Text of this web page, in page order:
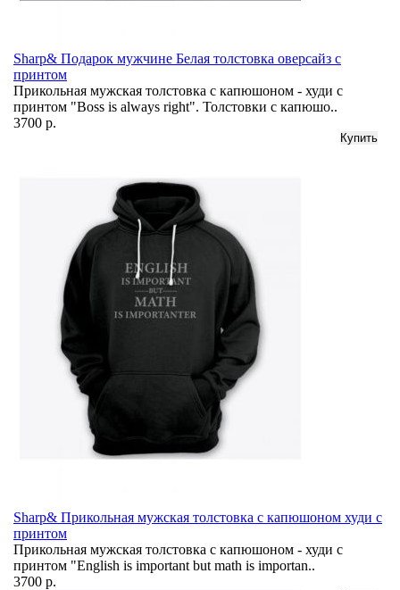
Sharp& Подарок мужчине Белая толстовка оверсайз с
принтом
Прикольная мужская толстовка с капюшоном - худи с
принтом "Boss is always right". Толстовки с капюшо..
3700 р.
Sharp& Прикольная мужская толстовка с капюшоном худи с
принтом
Прикольная мужская толстовка с капюшоном - худи с
принтом "English is important but math is importan..
3700 р.